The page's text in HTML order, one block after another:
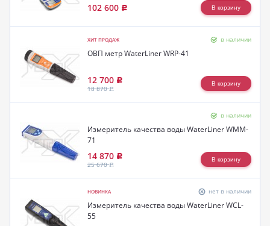
102 600 Р
ХИТ ПРОДАЖ в наличии
ОВП метр WaterLiner WRP-41
12 700 Р
18 870Р
в наличии
Измеритель качества воды WaterLiner WMM-
71
14 870 Р
25 670Р
НОВИНКА нет в наличии
Измеритель качества воды WaterLiner WCL-
55